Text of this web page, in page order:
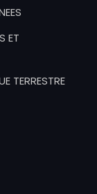
ET
TERRESTRE